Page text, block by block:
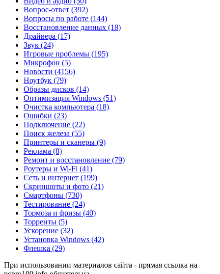
Вопрос-ответ (392)
Вопросы по работе (144)
Восстановление данных (18)
Драйвера (17)
Звук (24)
Игровые проблемы (195)
Микрофон (5)
Новости (4156)
Ноутбук (79)
Образы дисков (14)
Оптимизация Windows (51)
Очистка компьютера (18)
Ошибки (23)
Подключение (22)
Поиск железа (55)
Принтеры и сканеры (9)
Реклама (8)
Ремонт и восстановление (79)
Роутеры и Wi-Fi (41)
Сеть и интернет (199)
Скриншоты и фото (21)
Смартфоны (730)
Тестирование (24)
Тормоза и фризы (40)
Торренты (5)
Ускорение (32)
Установка Windows (42)
Флешка (29)
При использовании материалов сайта - прямая ссылка на